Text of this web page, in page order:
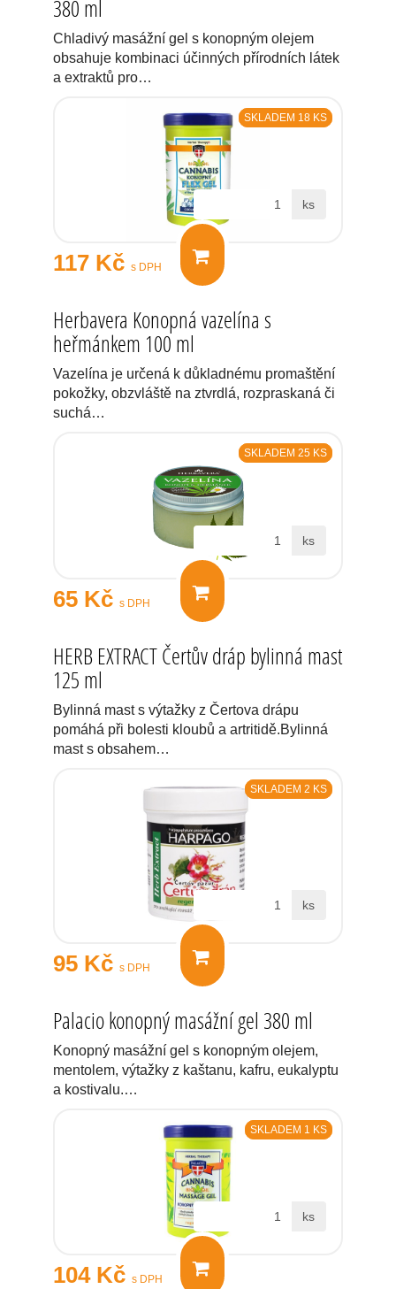
380 ml
Chladivý masážní gel s konopným olejem
obsahuje kombinaci účinných přírodních látek
a extraktů pro…
SKLADEM 18 KS
117 Kč s DPH
ks
Herbavera Konopná vazelína s
heřmánkem 100 ml
Vazelína je určená k důkladnému promaštění
pokožky, obzvláště na ztvrdlá, rozpraskaná či
suchá…
SKLADEM 25 KS
65 Kč s DPH
ks
HERB EXTRACT Čertův dráp bylinná mast
125 ml
Bylinná mast s výtažky z Čertova drápu
pomáhá při bolesti kloubů a artritidě.Bylinná
mast s obsahem…
SKLADEM 2 KS
95 Kč s DPH
ks
Palacio konopný masážní gel 380 ml
Konopný masážní gel s konopným olejem,
mentolem, výtažky z kaštanu, kafru, eukalyptu
a kostivalu.…
SKLADEM 1 KS
104 Kč s DPH
ks